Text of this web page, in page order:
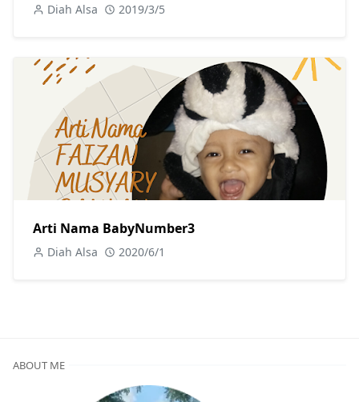
Diah Alsa 2019/3/5
Arti Nama BabyNumber3
Diah Alsa 2020/6/1
ABOUT ME